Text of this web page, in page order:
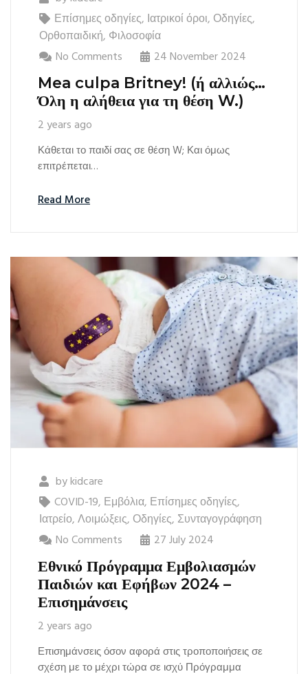
Επίσημες οδηγίες, Ιατρικοί όροι, Οδηγίες,
Ορθοπαιδική, Φιλοσοφία
No Comments
24 November 2024
Mea culpa Britney! (ή αλλιώς…
Όλη η αλήθεια για τη θέση W.)
2 years ago
Κάθεται το παιδί σας σε θέση W; Και όμως
επιτρέπεται…
Read More
bykidcare
COVID-19, Εμβόλια, Επίσημες οδηγίες,
Ιατρείο,Λοιμώξεις, Οδηγίες, Συνταγογράφηση
No Comments
27 July 2024
Εθνικό Πρόγραμμα Εμβολιασμών
Παιδιών και Εφήβων 2024 –
Επισημάνσεις
2 years ago
Επισημάνσεις όσον αφορά στις τροποποιήσεις σε
σχέση με το μέχρι τώρα σε ισχύ Πρόγραμμα